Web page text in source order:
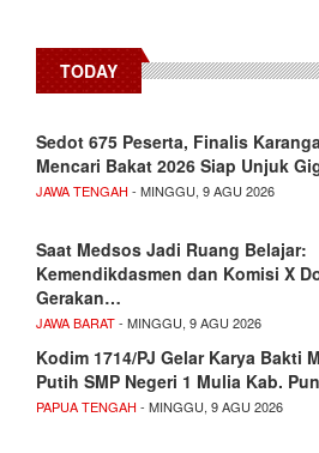
TODAY
Sedot 675 Peserta, Finalis
Mencari Bakat 2026 Siap Unjuk
JAWA TENGAH - MINGGU, 9 AGU 2026
Saat Medsos Jadi Ruang Belajar:
Kemendikdasmen dan Komisi X
Gerakan…
JAWA BARAT- MINGGU, 9 AGU 2026
Kodim 1714/PJ Gelar Karya Bakti
Putih SMP Negeri 1 Mulia Kab.
PAPUA TENGAH - MINGGU, 9 AGU 2026